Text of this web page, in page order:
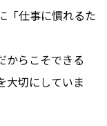
「仕事に慣れるた
からこそできる
大切にしていま